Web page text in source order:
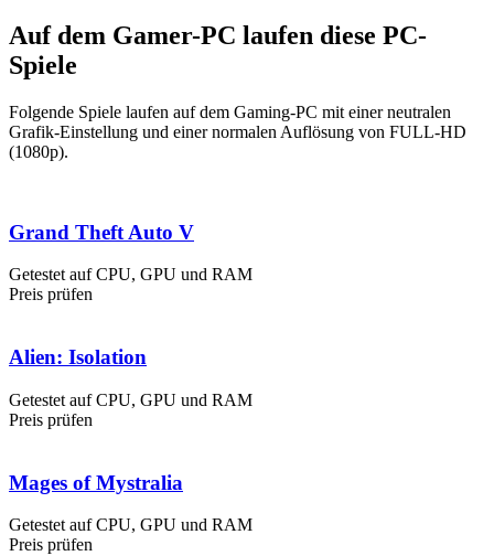
Auf dem Gamer-PC laufen diese PC-
Spiele
Folgende Spiele laufen auf dem Gaming-PC mit einer neutralen
Grafik-Einstellung und einer normalen Auflösung von FULL-HD
(1080p).
Grand Theft Auto V
Getestet auf CPU, GPU und RAM
Preis prüfen
Alien: Isolation
Getestet auf CPU, GPU und RAM
Preis prüfen
Mages of Mystralia
Getestet auf CPU, GPU und RAM
Preis prüfen